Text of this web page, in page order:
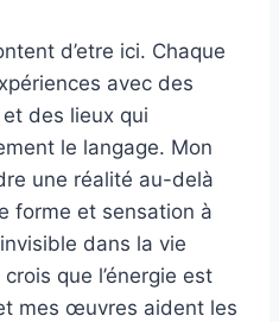
d’etre ici. Chaque
avec des
des lieux qui
le langage. Mon
une réalité au-delà
forme et sensation à
dans la vie
que l’énergie est
mes œuvres aident les